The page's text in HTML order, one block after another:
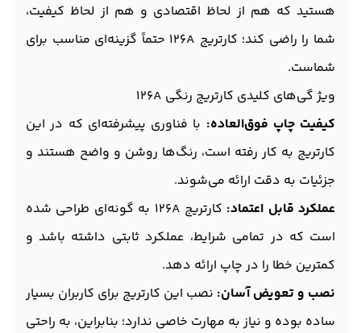
هستید که هم از لحاظ اقتصادی و هم از لحاظ کیفیت،
شما را راضی کند؛ کارتریج 126A حتماً گزینه‌ای مناسب برای
شماست.
ویژ گی‌های کلیدی کارتریج رنگی 126A
کیفیت چاپ فوق‌العاده: با فناوری پیشرفته‌ای که در این
کارتریج به کار رفته است، رنگ‌ها روشن و واضح هستند و
جزئیات به دقت ارائه می‌شوند.
عملکرد قابل اعتماد:
کارتریج 126A به گونه‌ای طراحی شده
است که در تمامی شرایط، عملکرد ثابتی داشته باشد و
کمترین خطا را در چاپ ارائه دهد.
نصب و تعویض آسان: نصب این کارتریج برای کاربران بسیار
ساده بوده و نیاز به مهارت خاصی ندارد؛ بنابراین، به راحتی